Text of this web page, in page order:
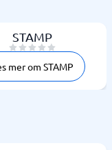
STAMP
mer om STAMP